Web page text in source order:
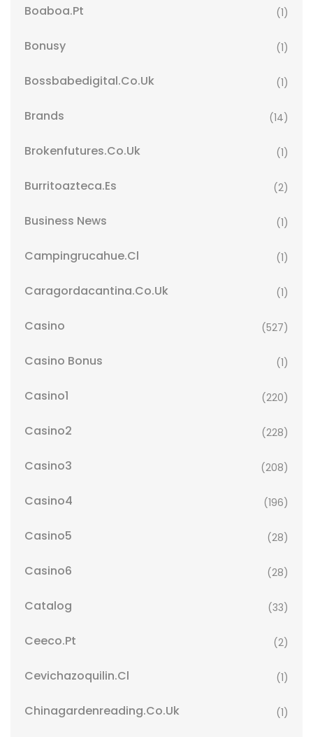
Boaboa.pt (1)
Bonusy (1)
Bossbabedigital.co.uk (1)
Brands (14)
Brokenfutures.co.uk (1)
Burritoazteca.es (2)
Business News (1)
Campingrucahue.cl (1)
Caragordacantina.co.uk (1)
Casino (527)
Casino Bonus (1)
Casino1 (220)
Casino2 (228)
Casino3 (208)
Casino4 (196)
Casino5 (28)
Casino6 (28)
Catalog (33)
Ceeco.pt (2)
Cevichazoquilin.cl (1)
Chinagardenreading.co.uk (1)